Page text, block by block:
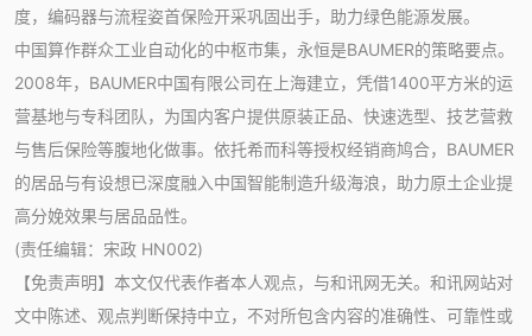
度，编码器与流程姿首保险开采巩固出手，助力绿色能源发展。
中国算作群众工业自动化的中枢市集，永恒是BAUMER的策略要点。
2008年，BAUMER中国有限公司在上海建立，凭借1400平方米的运
营基地与专科团队，为国内客户提供原装正品、快速选型、技艺营救
与售后保险等腹地化做事。依托希而科等授权经销商鸠合，BAUMER
的居品与有设想已深度融入中国智能制造升级海浪，助力原土企业提
高分娩效果与居品品性。
(责任编辑：宋政 HN002)
【免责声明】本文仅代表作者本人观点，与和讯网无关。和讯网站对
文中陈述、观点判断保持中立，不对所包含内容的准确性、可靠性或